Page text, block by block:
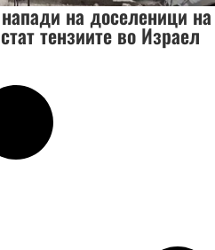
на доселеници на
тензиите во Израел